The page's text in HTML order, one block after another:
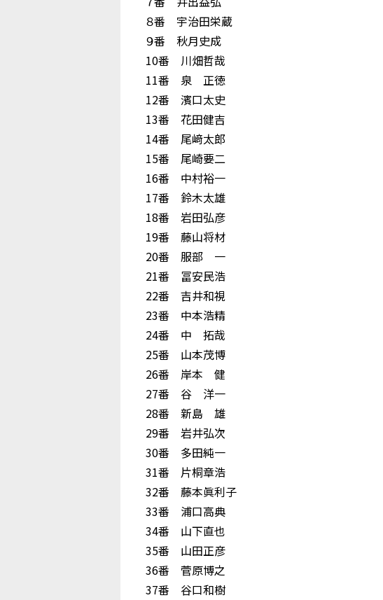
８番 宇治田栄蔵
９番 秋月史成
10番 川畑哲哉
11番 泉 正徳
12番 濱口太史
13番 花田健吉
14番 尾﨑太郎
15番 尾崎要二
16番 中村裕一
17番 鈴木太雄
18番 岩田弘彦
19番 藤山将材
20番 服部 一
21番 冨安民浩
22番 吉井和視
23番 中本浩精
24番 中 拓哉
25番 山本茂博
26番 岸本 健
27番 谷 洋一
28番 新島 雄
29番 岩井弘次
30番 多田純一
31番 片桐章浩
32番 藤本眞利子
33番 浦口高典
34番 山下直也
35番 山田正彦
36番 菅原博之
37番 谷口和樹